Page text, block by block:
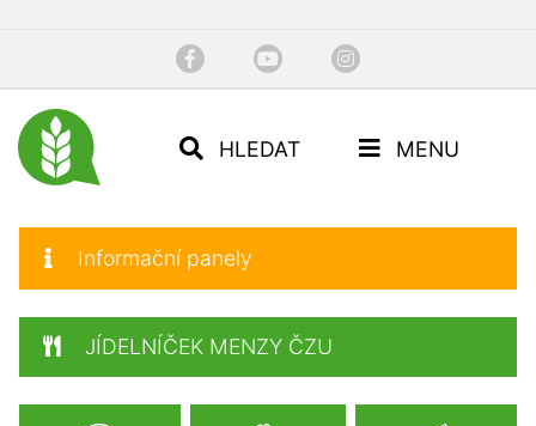
HLEDAT MENU
Informační panely
JÍDELNÍČEK MENZY ČZU